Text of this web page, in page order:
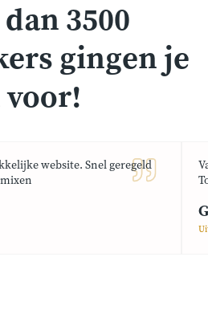
3500
gingen je
voor!
website. Snel geregeld